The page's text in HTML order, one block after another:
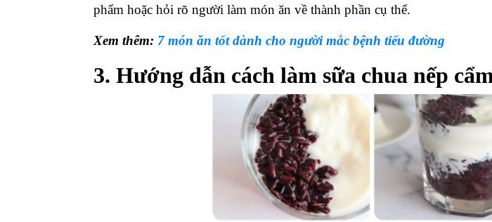
phẩm hoặc hỏi rõ người làm món ăn về thành phần cụ thể.
Xem thêm: 7 món ăn tốt dành cho người mắc bệnh tiểu đường
3. Hướng dẫn cách làm sữa chua nếp